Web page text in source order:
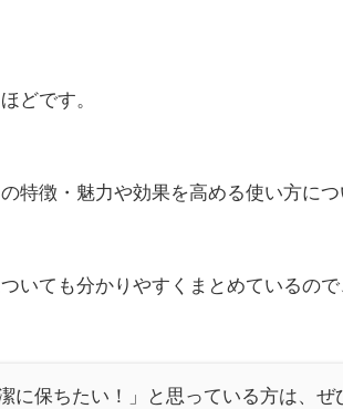
どです。
特徴・魅力や効果を高める使い方につ
いても分かりやすくまとめているので
に保ちたい！」と思っている方は、